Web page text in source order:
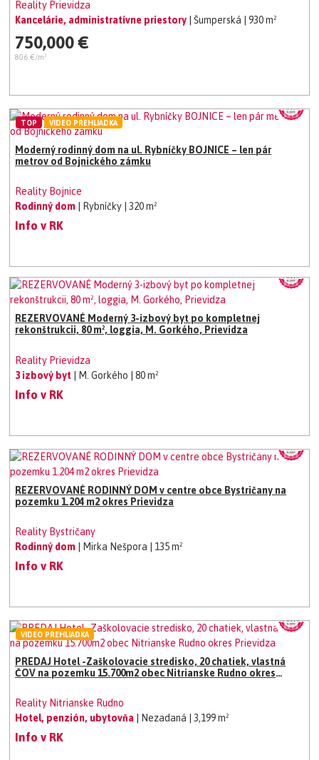
Reality Prievidza
Kancelárie, administratívne priestory
| Šumperská | 930 m²
750,000 €
806 €/m²
Moderný rodinný dom na ul. Rybníčky BOJNICE – len pár
metrov od Bojnického zámku
Reality Bojnice
Rodinný dom
| Rybníčky | 320 m²
Info v RK
TOP VIDEO PREHLIADKA
REZERVOVANÉ Moderný 3-izbový byt po kompletnej
rekonštrukcii, 80 m², loggia, M. Gorkého, Prievidza
Reality Prievidza
3 izbový byt
| M. Gorkého | 80 m²
Info v RK
REZERVOVANÉ RODINNÝ DOM v centre obce Bystričany na
pozemku 1.204 m2 okres Prievidza
Reality Bystričany
Rodinný dom
| Mirka Nešpora | 135 m²
Info v RK
PREDAJ Hotel -Zaškolovacie stredisko, 20 chatiek, vlastná
ČOV na pozemku 15.700m2 obec Nitrianske Rudno okres
Reality Nitrianske Rudno
Hotel, penzión, ubytovňa
| Nezadaná | 3,199 m²
Info v RK
VIDEO PREHLIADKA